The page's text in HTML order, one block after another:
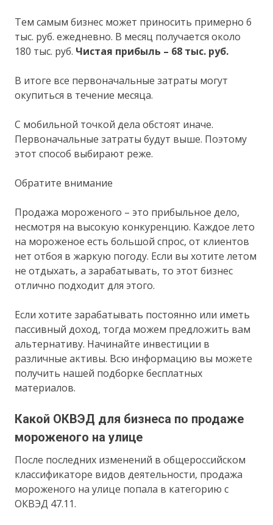
Тем самым бизнес может приносить примерно 6
тыс. руб. ежедневно. В месяц получается около
180 тыс. руб. Чистая прибыль – 68 тыс. руб.
В итоге все первоначальные затраты могут
окупиться в течение месяца.
С мобильной точкой дела обстоят иначе.
Первоначальные затраты будут выше. Поэтому
этот способ выбирают реже.
Обратите внимание
Продажа мороженого – это прибыльное дело,
несмотря на высокую конкуренцию. Каждое лето
на мороженое есть большой спрос, от клиентов
нет отбоя в жаркую погоду. Если вы хотите летом
не отдыхать, а зарабатывать, то этот бизнес
отлично подходит для этого.
Если хотите зарабатывать постоянно или иметь
пассивный доход, тогда можем предложить вам
альтернативу. Начинайте инвестиции в
различные активы. Всю информацию вы можете
получить нашей подборке бесплатных
материалов.
Какой ОКВЭД для бизнеса по продаже
мороженого на улице
После последних изменений в общероссийском
классификаторе видов деятельности, продажа
мороженого на улице попала в категорию с
ОКВЭД 47.11.